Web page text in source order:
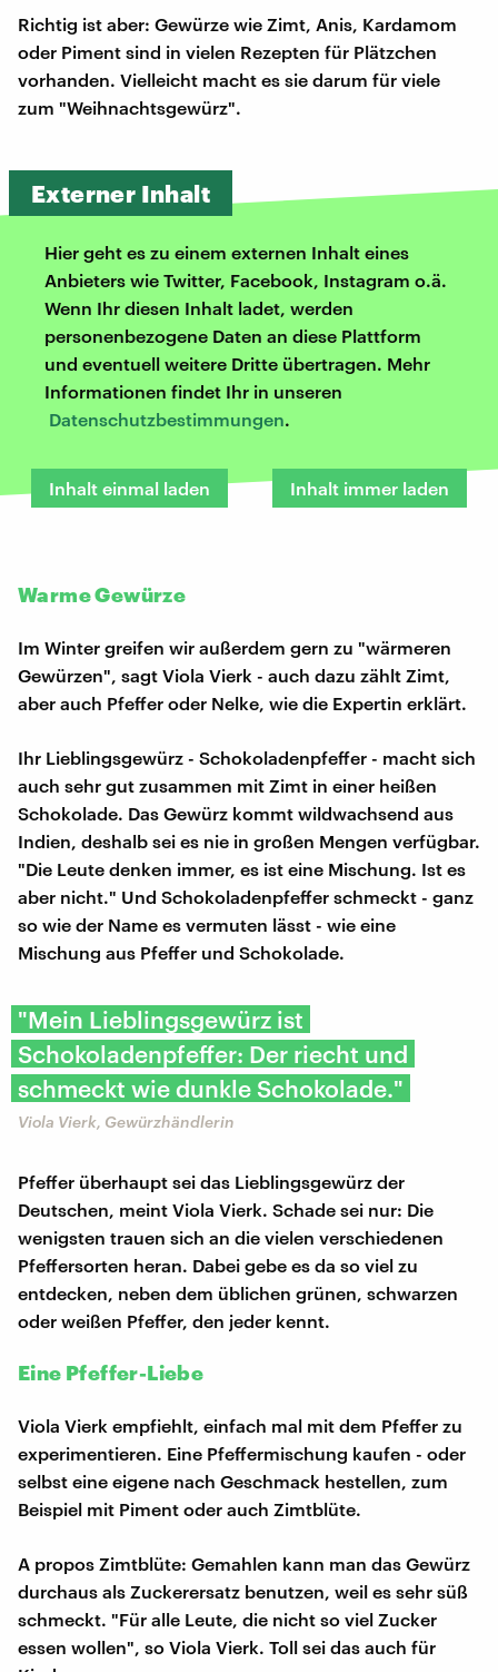
Richtig ist aber: Gewürze wie Zimt, Anis, Kardamom
oder Piment sind in vielen Rezepten für Plätzchen
vorhanden. Vielleicht macht es sie darum für viele
zum "Weihnachtsgewürz".
Externer Inhalt
Hier geht es zu einem externen Inhalt eines
Anbieters wie Twitter, Facebook, Instagram o.ä.
Wenn Ihr diesen Inhalt ladet, werden
personenbezogene Daten an diese Plattform
und eventuell weitere Dritte übertragen. Mehr
Informationen findet Ihr in unseren
Datenschutzbestimmungen.
Inhalt einmal laden Inhalt immer laden
Warme Gewürze
Im Winter greifen wir außerdem gern zu "wärmeren
Gewürzen", sagt Viola Vierk - auch dazu zählt Zimt,
aber auch Pfeffer oder Nelke, wie die Expertin erklärt.
Ihr Lieblingsgewürz - Schokoladenpfeffer - macht sich
auch sehr gut zusammen mit Zimt in einer heißen
Schokolade. Das Gewürz kommt wildwachsend aus
Indien, deshalb sei es nie in großen Mengen verfügbar.
"Die Leute denken immer, es ist eine Mischung. Ist es
aber nicht." Und Schokoladenpfeffer schmeckt - ganz
so wie der Name es vermuten lässt - wie eine
Mischung aus Pfeffer und Schokolade.
"Mein Lieblingsgewürz ist
Schokoladenpfeffer: Der riecht und
schmeckt wie dunkle Schokolade."
Viola Vierk, Gewürzhändlerin
Pfeffer überhaupt sei das Lieblingsgewürz der
Deutschen, meint Viola Vierk. Schade sei nur: Die
wenigsten trauen sich an die vielen verschiedenen
Pfeffersorten heran. Dabei gebe es da so viel zu
entdecken, neben dem üblichen grünen, schwarzen
oder weißen Pfeffer, den jeder kennt.
Eine Pfeffer-Liebe
Viola Vierk empfiehlt, einfach mal mit dem Pfeffer zu
experimentieren. Eine Pfeffermischung kaufen - oder
selbst eine eigene nach Geschmack hestellen, zum
Beispiel mit Piment oder auch Zimtblüte.
A propos Zimtblüte: Gemahlen kann man das Gewürz
durchaus als Zuckerersatz benutzen, weil es sehr süß
schmeckt. "Für alle Leute, die nicht so viel Zucker
essen wollen", so Viola Vierk. Toll sei das auch für